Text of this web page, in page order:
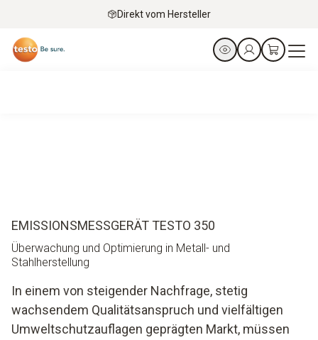
Direkt vom Hersteller
EMISSIONSMESSGERÄT TESTO 350
Überwachung und Optimierung in Metall- und
Stahlherstellung
In einem von steigender Nachfrage, stetig
wachsendem Qualitätsanspruch und vielfältigen
Umweltschutzauflagen geprägten Markt, müssen